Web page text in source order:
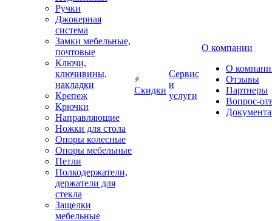
Ручки
Джокерная
система
Замки мебельные,
почтовые
Ключи,
ключивины,
накладки
Крепеж
Крючки
Направляющие
Ножки для стола
Опоры колесные
Опоры мебельные
Петли
Полкодержатели,
держатели для
стекла
Защелки
мебельные
Скидки
Сервис
и
услуги
О компании
О
Отзывы
Партнеры
Вопрос-